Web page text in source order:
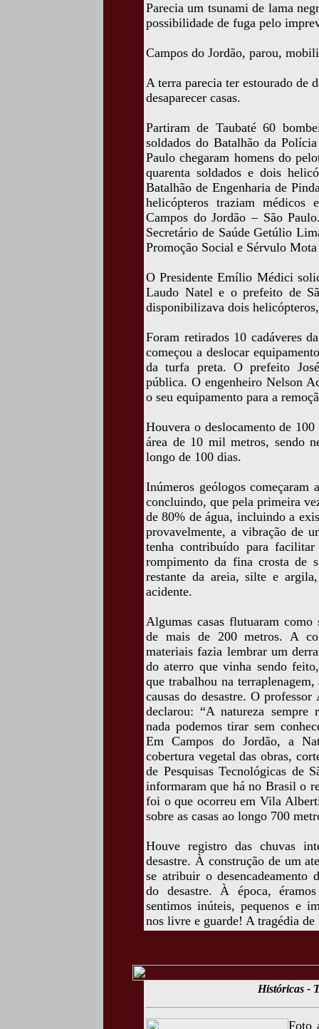
Parecia um tsunami de lama
possibilidade de fuga pelo
Campos do Jordão, parou,
A terra parecia ter estourado de
desaparecer casas.
Partiram de Taubaté 60
soldados do Batalhão da
Paulo chegaram homens do
quarenta soldados e dois
Batalhão de Engenharia de
helicópteros traziam médicos
Campos do Jordão – São
Secretário de Saúde Getúlio
Promoção Social e Sérvulo
O Presidente Emílio Médici
Laudo Natel e o prefeito de
disponibilizava dois
Foram retirados 10 cadáveres
começou a deslocar
da turfa preta. O prefeito
pública. O engenheiro Nelson
o seu equipamento para a
Houvera o deslocamento de
área de 10 mil metros, sendo
longo de 100 dias.
Inúmeros geólogos começaram
concluindo, que pela primeira
de 80% de água, incluindo a
provavelmente, a vibração de
tenha contribuído para
rompimento da fina crosta de
restante da areia, silte e
acidente.
Algumas casas flutuaram como
de mais de 200 metros. A
materiais fazia lembrar um
do aterro que vinha sendo
que trabalhou na
causas do desastre. O
declarou: “A natureza sempre
nada podemos tirar sem
Em Campos do Jordão, a
cobertura vegetal das obras,
de Pesquisas Tecnológicas de
informaram que há no Brasil o
foi o que ocorreu em Vila
sobre as casas ao longo 700
Houve registro das chuvas
desastre. À construção de um
se atribuir o desencadeamento
do desastre. À época,
sentimos inúteis, pequenos e
nos livre e guarde! A tragédia
Históricas -
Foto